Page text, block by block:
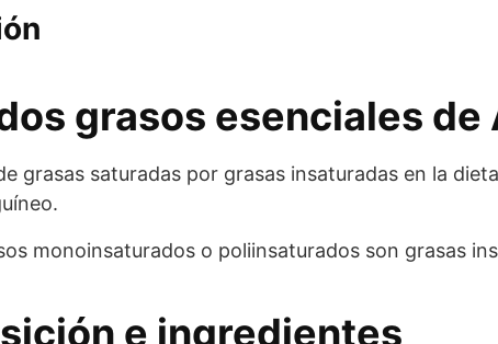
grasos esenciales de
grasas saturadas por grasas insaturadas en la
monoinsaturados o poliinsaturados son grasas
e ingredientes